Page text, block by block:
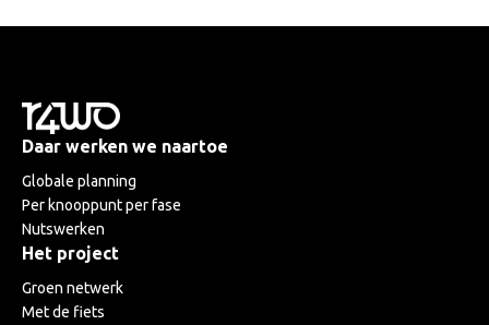
Daar werken we naartoe
Globale planning
Per knooppunt per fase
Nutswerken
Het project
Groen netwerk
Met de fiets